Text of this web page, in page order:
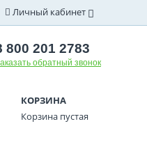
Личный кабинет
800 201 2783
обратный звонок
КОРЗИНА
Корзина пустая